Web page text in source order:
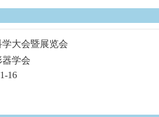
大会暨展览会
学会
16